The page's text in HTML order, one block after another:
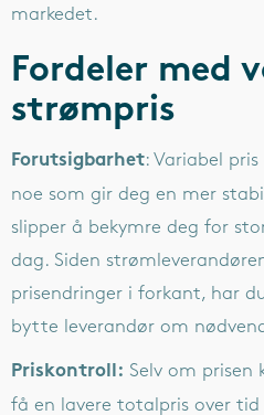
markedet.
Fordeler med
strømpris
Forutsigbarhet: Variabel
noe som gir deg en mer
slipper å bekymre deg for
dag. Siden
prisendringer i forkant, har
bytte leverandør om
Priskontroll: Selv om prisen
få en lavere totalpris over tid